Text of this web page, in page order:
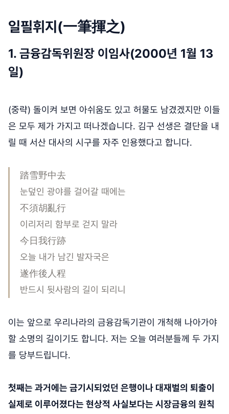
일필휘지(一筆揮之)
1. 금융감독위원장 이임사(2000년 1월 13
일)
(중략) 돌이켜 보면 아쉬움도 있고 허물도 남겼겠지만 이들
은 모두 제가 가지고 떠나겠습니다. 김구 선생은 결단을 내
릴 때 서산 대사의 시구를 자주 인용했다고 합니다.
踏雪野中去
눈덮인 광야를 걸어갈 때에는
不須胡亂行
이리저리 함부로 걷지 말라
今日我行跡
오늘 내가 남긴 발자국은
遂作後人程
반드시 뒷사람의 길이 되리니
이는 앞으로 우리나라의 금융감독기관이 개척해 나아가야
할 소명의 길이기도 합니다. 저는 오늘 여러분들께 두 가지
를 당부드립니다.
첫째는 과거에는 금기시되었던 은행이나 대재벌의 퇴출이
실제로 이루어졌다는 현상적 사실보다는 시장금융의 원칙